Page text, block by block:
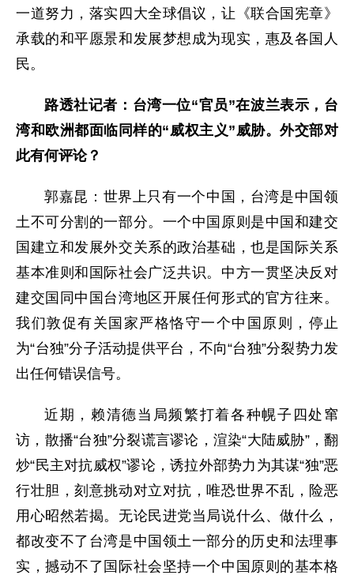
一道努力，落实四大全球倡议，让《联合国宪章》
承载的和平愿景和发展梦想成为现实，惠及各国人
民。
路透社记者：台湾一位“官员”在波兰表示，台
湾和欧洲都面临同样的“威权主义”威胁。外交部对
此有何评论？
郭嘉昆：世界上只有一个中国，台湾是中国领
土不可分割的一部分。一个中国原则是中国和建交
国建立和发展外交关系的政治基础，也是国际关系
基本准则和国际社会广泛共识。中方一贯坚决反对
建交国同中国台湾地区开展任何形式的官方往来。
我们敦促有关国家严格恪守一个中国原则，停止
为“台独”分子活动提供平台，不向“台独”分裂势力发
出任何错误信号。
近期，赖清德当局频繁打着各种幌子四处窜
访，散播“台独”分裂谎言谬论，渲染“大陆威胁”，翻
炒“民主对抗威权”谬论，诱拉外部势力为其谋“独”恶
行壮胆，刻意挑动对立对抗，唯恐世界不乱，险恶
用心昭然若揭。无论民进党当局说什么、做什么，
都改变不了台湾是中国领土一部分的历史和法理事
实，撼动不了国际社会坚持一个中国原则的基本格